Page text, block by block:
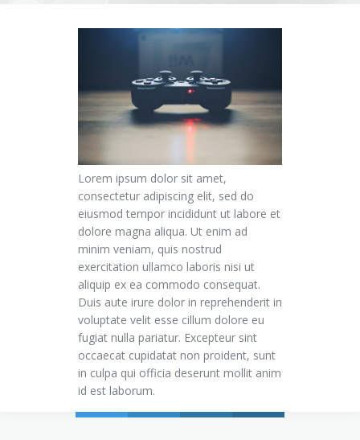
Lorem ipsum dolor sit amet,
consectetur adipiscing elit, sed do
eiusmod tempor incididunt ut labore et
dolore magna aliqua. Ut enim ad
minim veniam, quis nostrud
exercitation ullamco laboris nisi ut
aliquip ex ea commodo consequat.
Duis aute irure dolor in reprehenderit in
voluptate velit esse cillum dolore eu
fugiat nulla pariatur. Excepteur sint
occaecat cupidatat non proident, sunt
in culpa qui officia deserunt mollit anim
id est laborum.